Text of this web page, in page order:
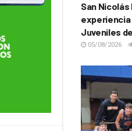
San Nicolás
experiencia
Juveniles
05/08/2026